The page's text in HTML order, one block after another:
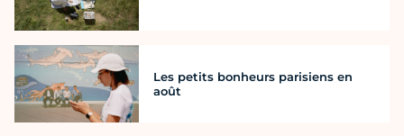
Les petits bonheurs parisiens en
août